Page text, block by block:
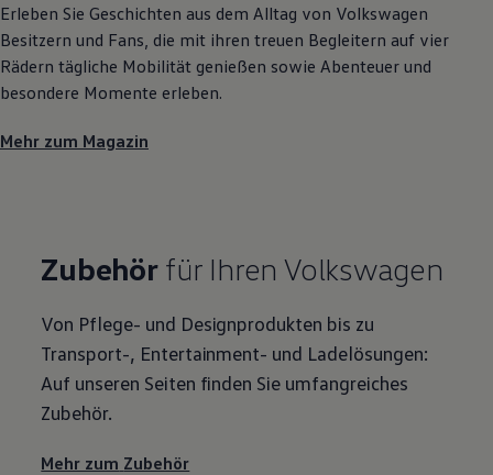
Erleben Sie Geschichten aus dem Alltag von Volkswagen
Besitzern und Fans, die mit ihren treuen Begleitern auf vier
Rädern tägliche Mobilität genießen sowie Abenteuer und
besondere Momente erleben.
Mehr zum Magazin
Zubehörfür Ihren Volkswagen
Von Pflege- und Designprodukten bis zu
Transport-, Entertainment- und Ladelösungen:
Auf unseren Seiten finden Sie umfangreiches
Zubehör.
Mehr zum Zubehör